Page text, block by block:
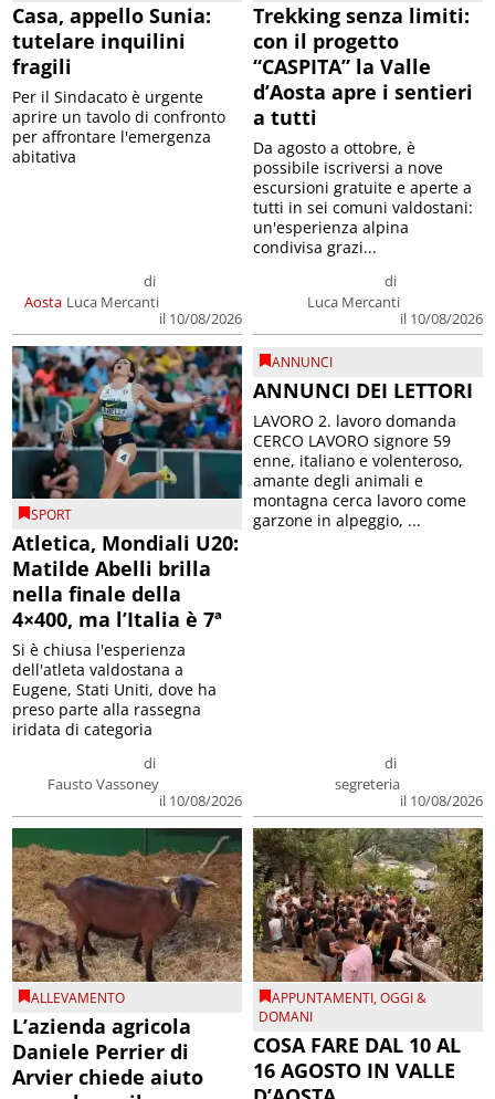
Casa, appello Sunia:
tutelare inquilini
fragili
Aosta
di
Luca Mercanti
il 10/08/2026
Per il Sindacato è urgente
aprire un tavolo di confronto
per affrontare l'emergenza
abitativa
Trekking senza limiti:
con il progetto
“CASPITA” la Valle
d’Aosta apre i sentieri
a tutti
di
Luca Mercanti
il 10/08/2026
Da agosto a ottobre, è
possibile iscriversi a nove
escursioni gratuite e aperte a
tutti in sei comuni valdostani:
un'esperienza alpina
condivisa grazi...
SPORT
Atletica, Mondiali U20:
Matilde Abelli brilla
nella finale della
4×400, ma l’Italia è 7ª
di
Fausto Vassoney
il 10/08/2026
Si è chiusa l'esperienza
dell'atleta valdostana a
Eugene, Stati Uniti, dove ha
preso parte alla rassegna
iridata di categoria
ANNUNCI
ANNUNCI DEI LETTORI
di
segreteria
il 10/08/2026
LAVORO 2. lavoro domanda
CERCO LAVORO signore 59
enne, italiano e volenteroso,
amante degli animali e
montagna cerca lavoro come
garzone in alpeggio, ...
ALLEVAMENTO
L’azienda agricola
Daniele Perrier di
Arvier chiede aiuto
APPUNTAMENTI,OGGI &
DOMANI
COSA FARE DAL 10 AL
16 AGOSTO IN VALLE